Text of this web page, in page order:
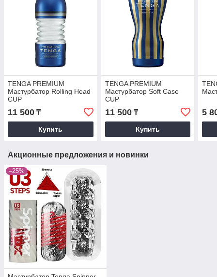
TENGA PREMIUM
Мастурбатор Rolling Head
CUP
11 500 ₸
Купить
TENGA PREMIUM
Мастурбатор Soft Case
CUP
11 500₸
Купить
5
Акционные предложения и новинки
–25%